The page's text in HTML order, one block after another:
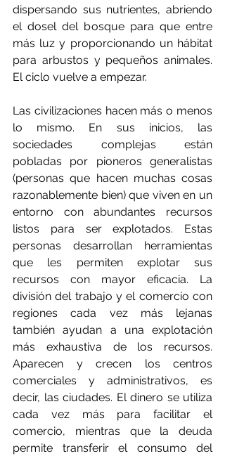
dispersando sus nutrientes, abriendo
el dosel del bosque para que entre
más luz y proporcionando un hábitat
para arbustos y pequeños animales.
El ciclo vuelve a empezar.
Las civilizaciones hacen más o menos
lo mismo. En sus inicios, las
sociedades complejas están
pobladas por pioneros generalistas
(personas que hacen muchas cosas
razonablemente bien) que viven en un
entorno con abundantes recursos
listos para ser explotados. Estas
personas desarrollan herramientas
que les permiten explotar sus
recursos con mayor eficacia. La
división del trabajo y el comercio con
regiones cada vez más lejanas
también ayudan a una explotación
más exhaustiva de los recursos.
Aparecen y crecen los centros
comerciales y administrativos, es
decir, las ciudades. El dinero se utiliza
cada vez más para facilitar el
comercio, mientras que la deuda
permite transferir el consumo del